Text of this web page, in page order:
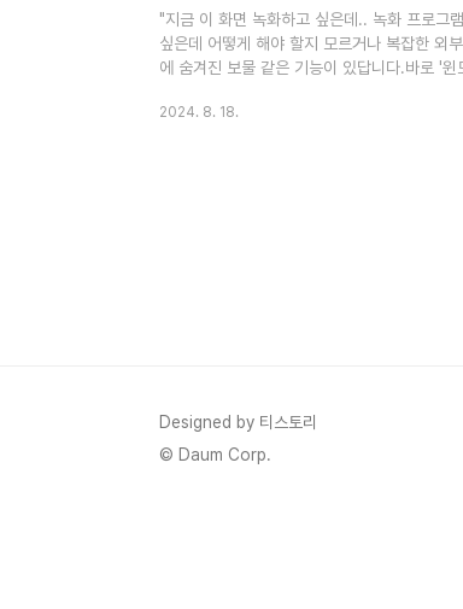
"지금 이 화면 녹화하고 싶은데.. 녹화 프로그
싶은데 어떻게 해야 할지 모르거나 복잡한 외
에 숨겨진 보물 같은 기능이 있답니다.바로 '
웨비나 등 강의를 들을 때 복습을 위해 가끔
녹화, 스크린샷 촬영, 방송 등 다양한 기능이
2024. 8. 18.
Designed by 티스토리
© Daum Corp.